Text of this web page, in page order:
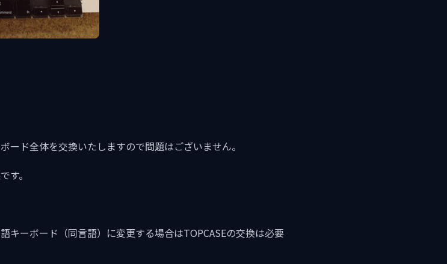
ード全体を交換いたしますので問題はございません。
す。
キーボード（同言語）に変更する場合はTOPCASEの交換は必要